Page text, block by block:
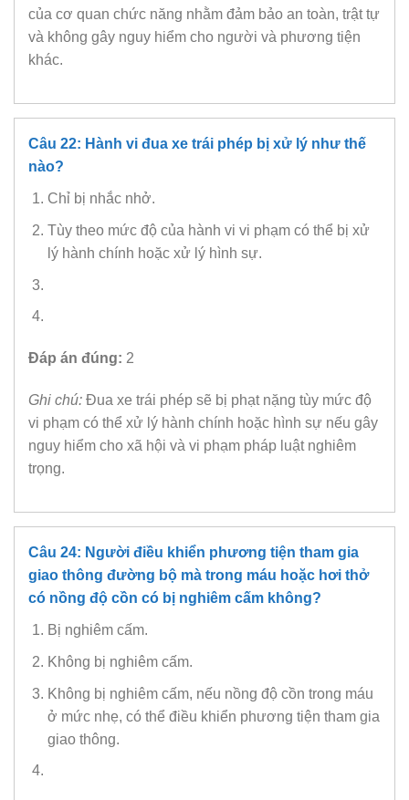
của cơ quan chức năng nhằm đảm bảo an toàn, trật tự
và không gây nguy hiểm cho người và phương tiện
khác.
Câu 22: Hành vi đua xe trái phép bị xử lý như thế
nào?
Chỉ bị nhắc nhở.
Tùy theo mức độ của hành vi vi phạm có thể bị xử
lý hành chính hoặc xử lý hình sự.
Đáp án đúng: 2
Ghi chú: Đua xe trái phép sẽ bị phạt nặng tùy mức độ
vi phạm có thể xử lý hành chính hoặc hình sự nếu gây
nguy hiểm cho xã hội và vi phạm pháp luật nghiêm
trọng.
Câu 24: Người điều khiển phương tiện tham gia
giao thông đường bộ mà trong máu hoặc hơi thở
có nồng độ cồn có bị nghiêm cấm không?
Bị nghiêm cấm.
Không bị nghiêm cấm.
Không bị nghiêm cấm, nếu nồng độ cồn trong máu
ở mức nhẹ, có thể điều khiển phương tiện tham gia
giao thông.